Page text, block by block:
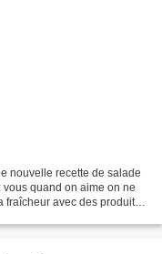
nouvelle recette de salade
quand on aime on ne
fraîcheur avec des produits